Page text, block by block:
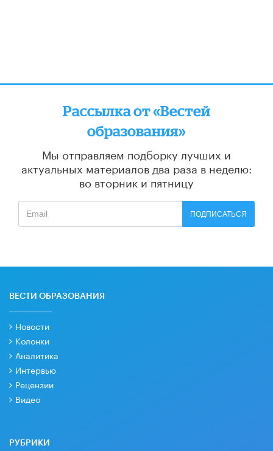
Рассылка от «Вестей
образования»
Мы отправляем подборку лучших и
актуальных материалов два раза в неделю:
во вторник и пятницу
ПОДПИСАТЬСЯ
ВЕСТИ ОБРАЗОВАНИЯ
Новости
Колонки
Аналитика
Интервью
Рецензии
Видео
РУБРИКИ